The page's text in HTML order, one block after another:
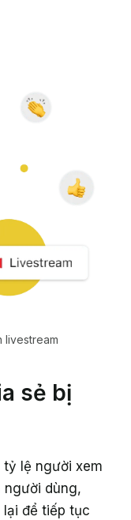
livestream
sẻ bị
lệ người xem
người dùng,
để tiếp tục